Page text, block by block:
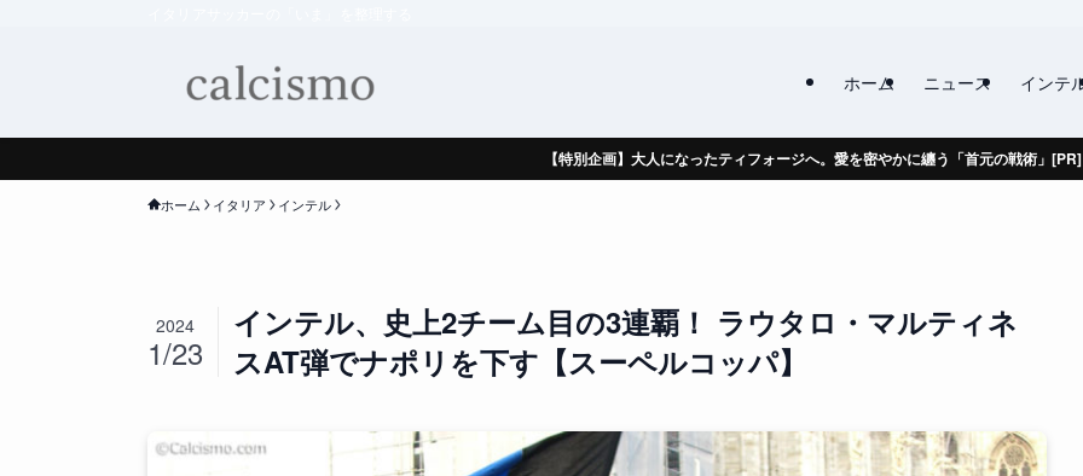
ホーム ニュース インテ
【特別企画】大人になったティフォージへ。愛を密やかに纏う「首元の戦術」[PR]
ホーム イタリア インテル
インテル、史上2チーム目の3連覇！ ラウタロ・マルティネ
スAT弾でナポリを下す【スーペルコッパ】
2024
1/23